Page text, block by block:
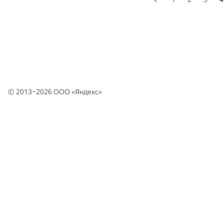
© 2013–2026 ООО «Яндекс»